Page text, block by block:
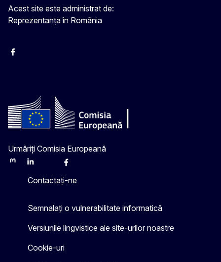
Acest site este administrat de:
Reprezentanța în România
Facebook
Urmăriți Comisia Europeană
MastodonLinkedInBlueskyFacebook
Contactați-ne
Semnalați o vulnerabilitate informatică
Versiunile lingvistice ale site-urilor noastre
Cookie-uri